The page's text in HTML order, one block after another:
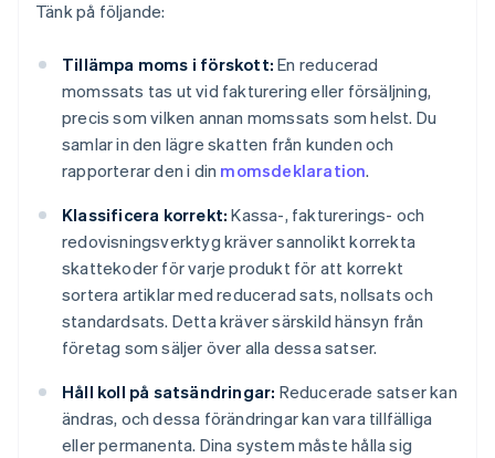
Tänk på följande:
Tillämpa moms i förskott: En reducerad
momssats tas ut vid fakturering eller försäljning,
precis som vilken annan momssats som helst. Du
samlar in den lägre skatten från kunden och
rapporterar den i din momsdeklaration.
Klassificera korrekt: Kassa-, fakturerings- och
redovisningsverktyg kräver sannolikt korrekta
skattekoder för varje produkt för att korrekt
sortera artiklar med reducerad sats, nollsats och
standardsats. Detta kräver särskild hänsyn från
företag som säljer över alla dessa satser.
Håll koll på satsändringar: Reducerade satser kan
ändras, och dessa förändringar kan vara tillfälliga
eller permanenta. Dina system måste hålla sig